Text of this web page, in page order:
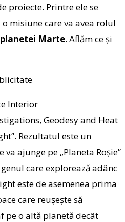
proiecte. Printre ele se
o misiune care va avea rolul
Marte. Aflăm ce şi
Interior
Geodesy and Heat
Rezultatul este un
ajunge pe „Planeta Roşie”
care explorează adânc
este de asemenea prima
care reuşeşte să
pe o altă planetă decât